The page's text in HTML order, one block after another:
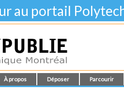
au portail
À propos Déposer Parcourir